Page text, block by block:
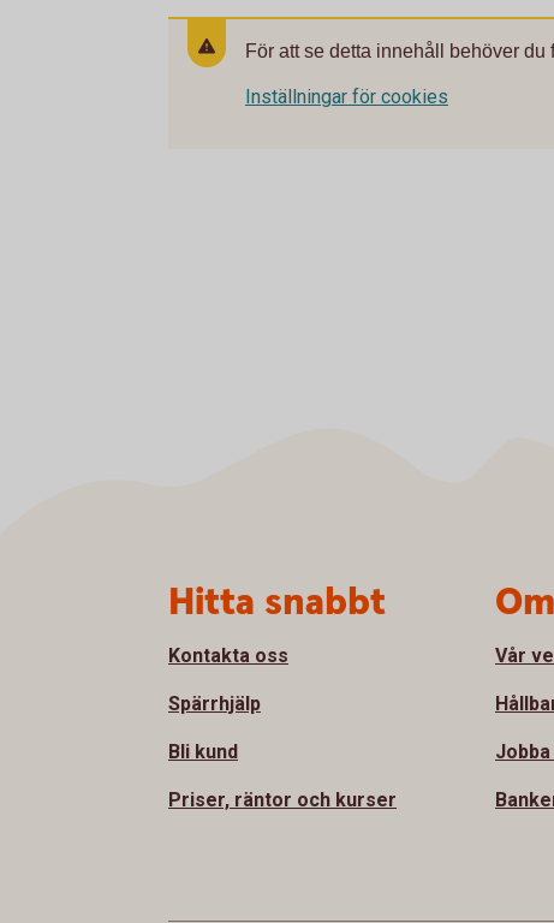
För att se detta innehåll behöver
Inställningar för cookies
Hitta snabbt
Kontakta oss
Spärrhjälp
Bli kund
Priser, räntor och kurser
Vår